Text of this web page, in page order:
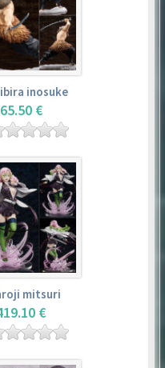
inosuke
65.50 €
mitsuri
€